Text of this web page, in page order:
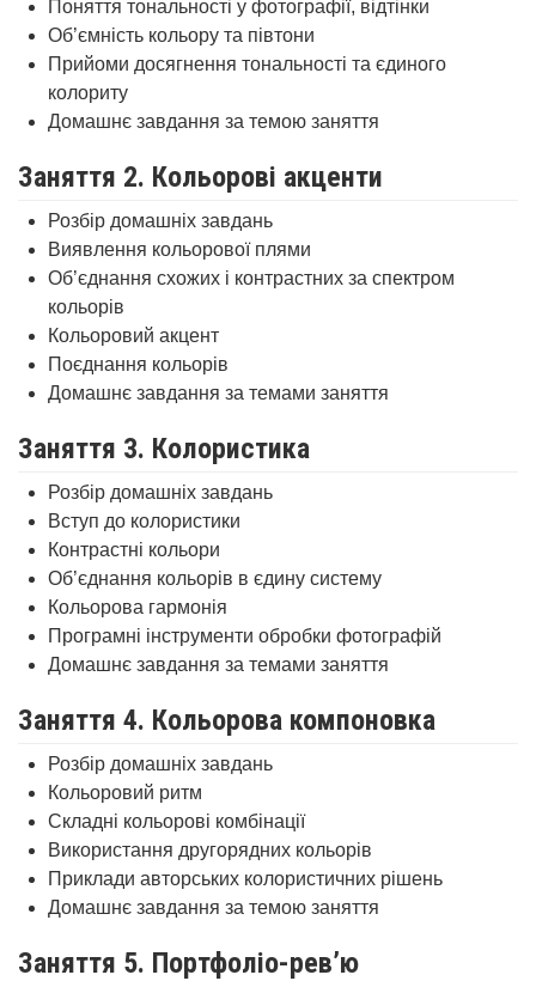
Поняття тональності у фотографії, відтінки
Об’ємність кольору та півтони
Прийоми досягнення тональності та єдиного
колориту
Домашнє завдання за темою заняття
Заняття 2. Кольорові акценти
Розбір домашніх завдань
Виявлення кольорової плями
Об’єднання схожих і контрастних за спектром
кольорів
Кольоровий акцент
Поєднання кольорів
Домашнє завдання за темами заняття
Заняття 3. Колористика
Розбір домашніх завдань
Вступ до колористики
Контрастні кольори
Об’єднання кольорів в єдину систему
Кольорова гармонія
Програмні інструменти обробки фотографій
Домашнє завдання за темами заняття
Заняття 4. Кольорова компоновка
Розбір домашніх завдань
Кольоровий ритм
Складні кольорові комбінації
Використання другорядних кольорів
Приклади авторських колористичних рішень
Домашнє завдання за темою заняття
Заняття 5. Портфоліо-рев’ю